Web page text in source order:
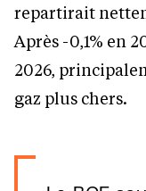
repartirait
Après -0,1% en
2026,
gaz plus chers.